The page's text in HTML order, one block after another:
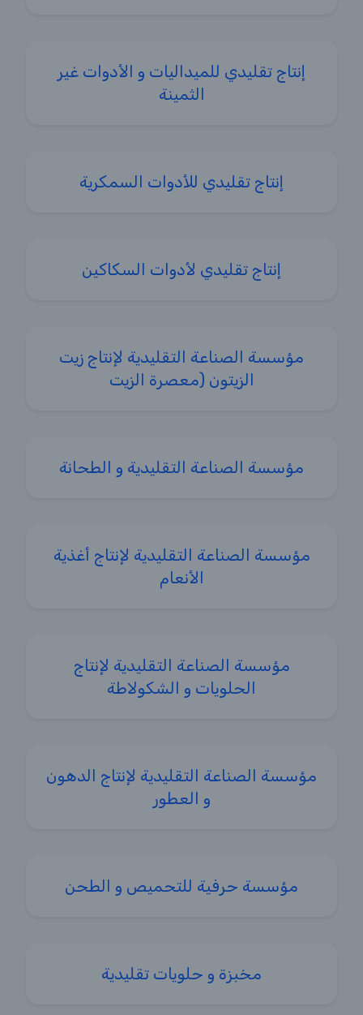
إنتاج تقليدي للميداليات و الأدوات غير
الثمينة
إنتاج تقليدي للأدوات السمكرية
إنتاج تقليدي لأدوات السكاكين
مؤسسة الصناعة التقليدية لإنتاج زيت
الزيتون (معصرة الزيت
مؤسسة الصناعة التقليدية و الطحانة
مؤسسة الصناعة التقليدية لإنتاج أغذية
الأنعام
مؤسسة الصناعة التقليدية لإنتاج
الحلويات و الشكولاطة
مؤسسة الصناعة التقليدية لإنتاج الدهون
و العطور
مؤسسة حرفية للتحميص و الطحن
مخبزة و حلويات تقليدية